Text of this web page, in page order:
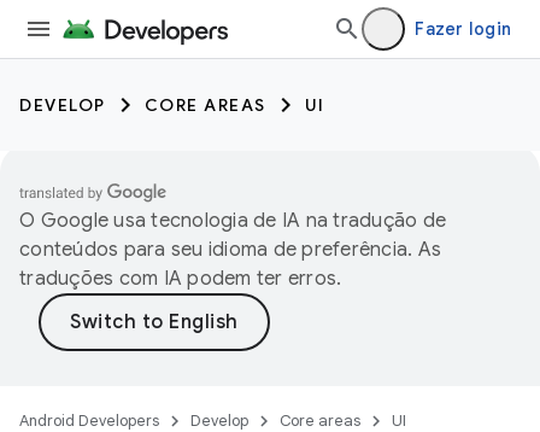
Fazer login
DEVELOP CORE AREAS UI
O Google usa tecnologia de IA na tradução de
conteúdos para seu idioma de preferência. As
traduções com IA podem ter erros.
Android Developers Develop Core areas
UI